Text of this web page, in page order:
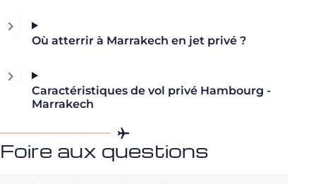
Où atterrir à Marrakech en jet privé ?
Caractéristiques de vol privé Hambourg -
Marrakech
Foire aux questions